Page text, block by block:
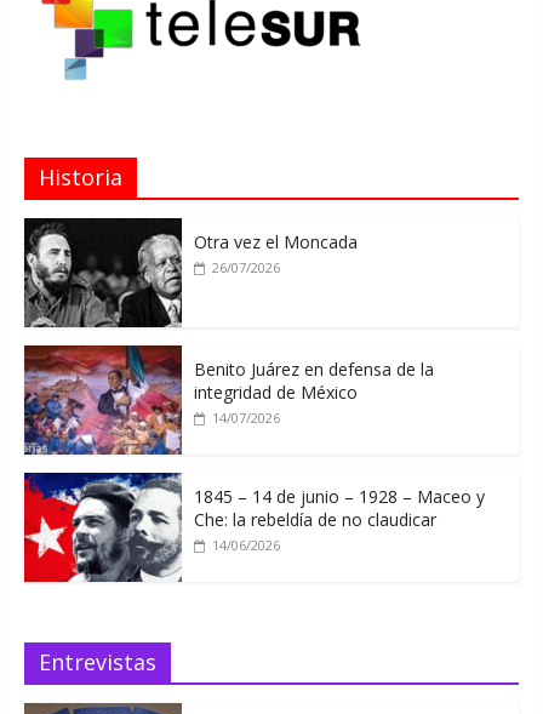
Historia
Otra vez el Moncada
26/07/2026
Benito Juárez en defensa de la
integridad de México
14/07/2026
1845 – 14 de junio – 1928 – Maceo y
Che: la rebeldía de no claudicar
14/06/2026
Entrevistas